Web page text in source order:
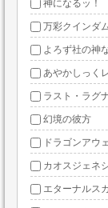
神になるッ！
万彩クインダ
よろず社の神
あやかしっく
ラスト・ラグ
幻境の彼方
ドラゴンアウ
カオスジェネ
エターナルス